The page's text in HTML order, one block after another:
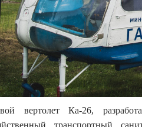
вертолет Ка-26,
транспортный,